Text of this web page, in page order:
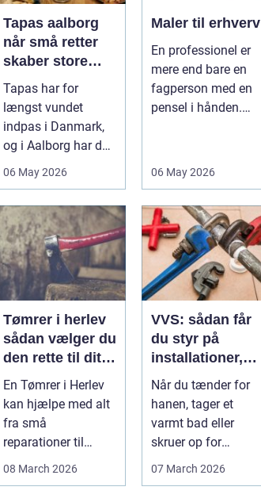
Tapas aalborg
når små retter
skaber store
oplevelser
Tapas har for
længst vundet
indpas i Danmark,
og i Aalborg har de
små retter fået
deres helt eget li...
06 May 2026
Maler til erhverv
En professionel er
mere end bare en
fagperson med en
pensel i hånden.
06 May 2026
Tømrer i herlev
sådan vælger du
den rette til dit
projekt
En Tømrer i Herlev
kan hjælpe med alt
fra små
reparationer til
større ombygninger
08 March 2026
VVS: sådan får
du styr på
installationer,
komfort og
energiforbrug
Når du tænder for
hanen, tager et
varmt bad eller
skruer op for
varmen, tænker du
07 March 2026